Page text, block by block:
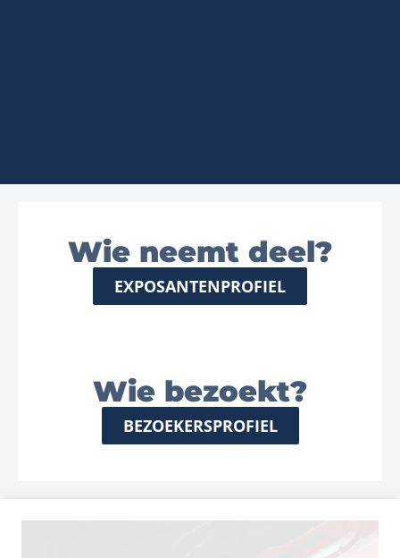
Wie neemt deel?
EXPOSANTENPROFIEL
Wie bezoekt?
BEZOEKERSPROFIEL